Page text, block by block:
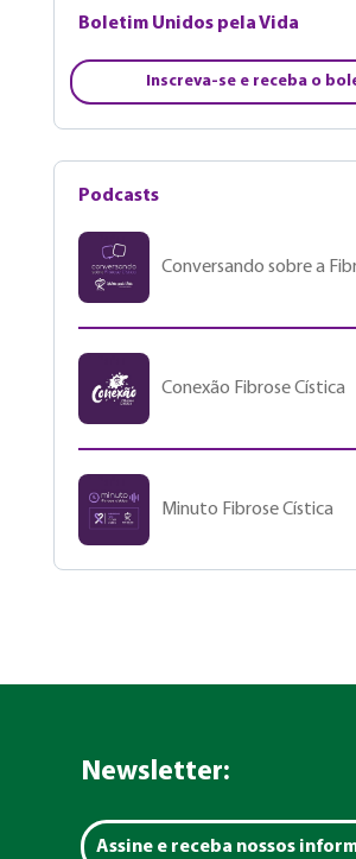
Boletim Unidos pela Vida
Inscreva-se e receba o
Podcasts
Conversando sobre a
Conexão Fibrose Cística
Minuto Fibrose Cística
Newsletter:
Assine e receba nossos